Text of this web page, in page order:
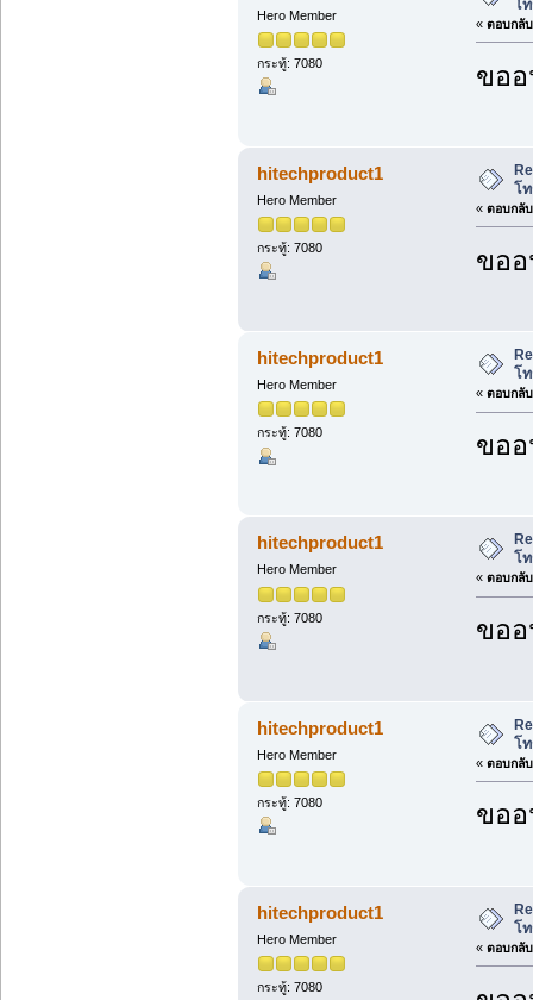
Hero Member
กระทู้: 7080
โ
« ตอบกลั
ขอ
hitechproduct1
Hero Member
กระทู้: 7080
โท
« ตอบกลั
ขอ
hitechproduct1
Hero Member
กระทู้: 7080
โท
« ตอบกลั
ขอ
hitechproduct1
Hero Member
กระทู้: 7080
โท
« ตอบกลั
ขอ
hitechproduct1
Hero Member
กระทู้: 7080
โท
« ตอบกลั
ขอ
hitechproduct1
Hero Member
กระทู้: 7080
โท
« ตอบกลั